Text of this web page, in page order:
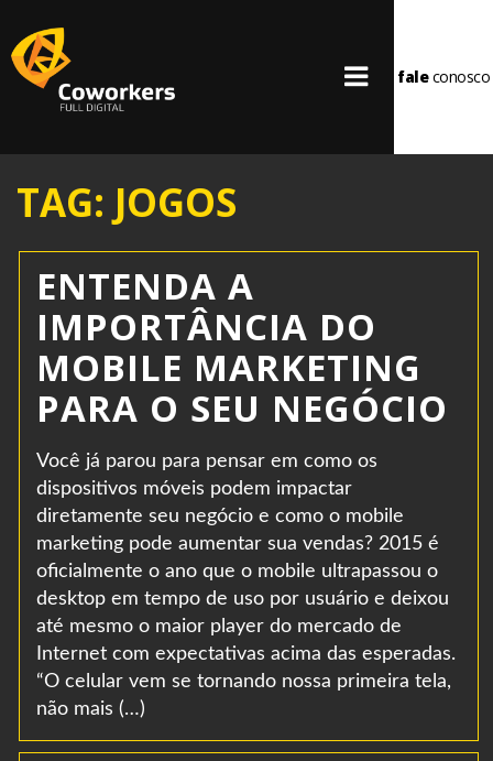
faleconosco
TAG: JOGOS
ENTENDA A
IMPORTÂNCIA DO
MOBILE MARKETING
PARA O SEU NEGÓCIO
Você já parou para pensar em como os
dispositivos móveis podem impactar
diretamente seu negócio e como o mobile
marketing pode aumentar sua vendas? 2015 é
oficialmente o ano que o mobile ultrapassou o
desktop em tempo de uso por usuário e deixou
até mesmo o maior player do mercado de
Internet com expectativas acima das esperadas.
“O celular vem se tornando nossa primeira tela,
não mais (…)